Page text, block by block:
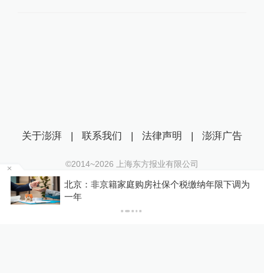
北京：非京籍家庭购房社保个税缴纳年限下调为
一年
关于澎湃 | 联系我们 | 法律声明 | 澎湃广告
©2014~2026 上海东方报业有限公司
沪ICP证：沪B2-20170116 | 沪ICP备14003370号
互联网新闻信息服务许可证：31120170006
沪公网安备 31010602000299号